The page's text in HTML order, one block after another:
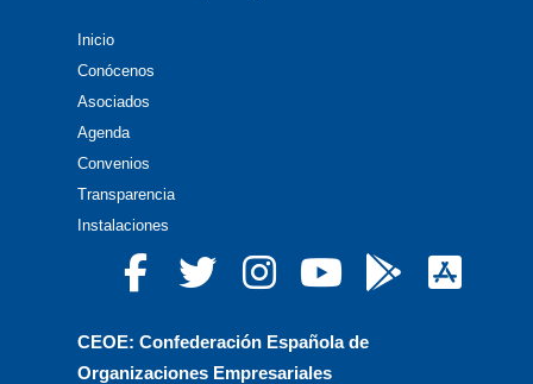
Inicio
Conócenos
Asociados
Agenda
Convenios
Transparencia
Instalaciones
CEOE: Confederación Española de
Organizaciones Empresariales